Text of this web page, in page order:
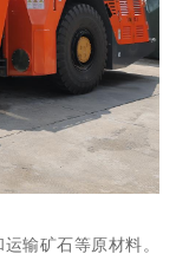
输矿石等原材料。